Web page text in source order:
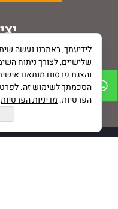
מודיעין, נחל
שלישיים, לצורך ניתוח
והצגת פרסום מותאם
הסכמתך לשימוש זה.
הפרטיות. מדיניות הפרטיות